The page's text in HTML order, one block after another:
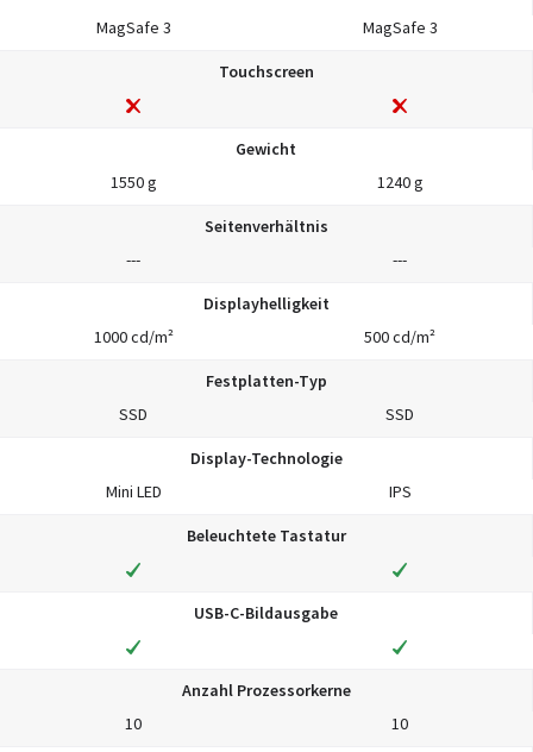
MagSafe 3
MagSafe 3
Touchscreen
Gewicht
1550 g
1240 g
Seitenverhältnis
---
---
Displayhelligkeit
1000 cd/m²
500 cd/m²
Festplatten-Typ
SSD
SSD
Display-Technologie
Mini LED
IPS
Beleuchtete Tastatur
USB-C-Bildausgabe
Anzahl Prozessorkerne
10
10